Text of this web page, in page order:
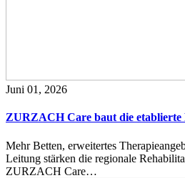
Juni 01, 2026
ZURZACH Care baut die
Mehr Betten, erweitertes
Leitung stärken die regionale
ZURZACH Care…